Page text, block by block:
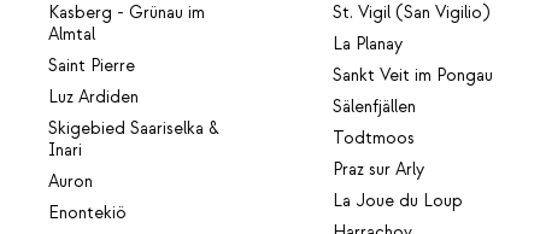
Kasberg - Grünau im
Almtal
Saint Pierre
Luz Ardiden
Skigebied Saariselka &
Inari
Auron
Enontekiö
St. Vigil (San Vigilio)
La Planay
Sankt Veit im Pongau
Sälenfjällen
Todtmoos
Praz sur Arly
La Joue du Loup